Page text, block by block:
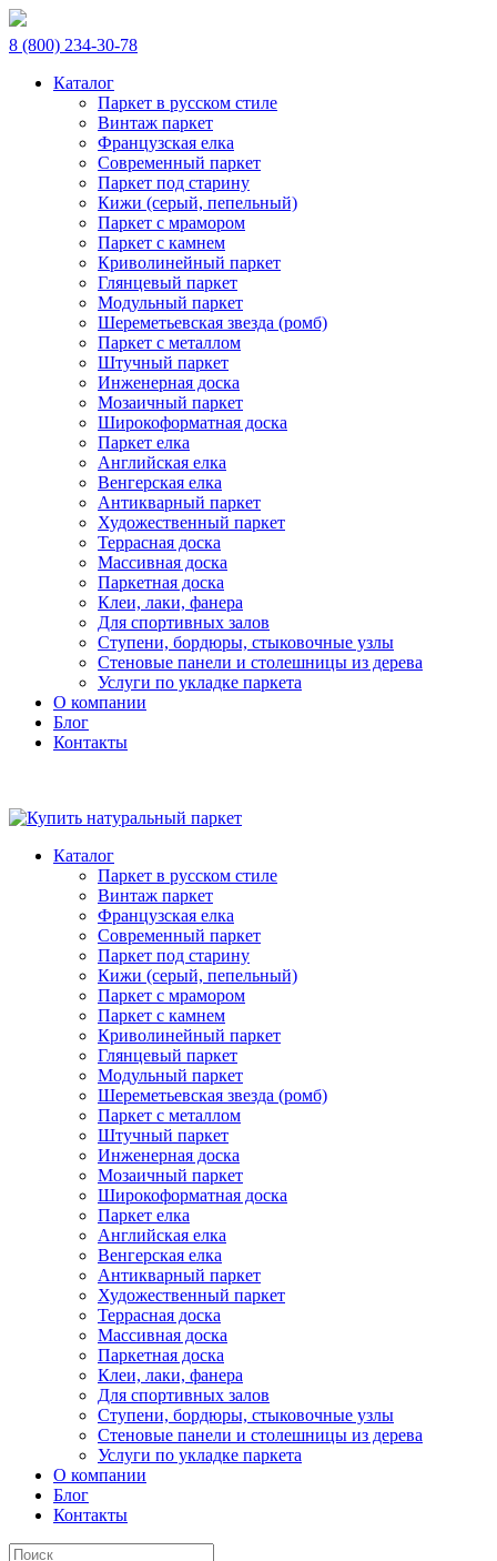
8 (800) 234-30-78
Каталог
Паркет в русском стиле
Винтаж паркет
Французская елка
Современный паркет
Паркет под старину
Кижи (серый, пепельный)
Паркет с мрамором
Паркет с камнем
Криволинейный паркет
Глянцевый паркет
Модульный паркет
Шереметьевская звезда (ромб)
Паркет с металлом
Штучный паркет
Инженерная доска
Мозаичный паркет
Широкоформатная доска
Паркет елка
Английская елка
Венгерская елка
Антикварный паркет
Художественный паркет
Террасная доска
Массивная доска
Паркетная доска
Клеи, лаки, фанера
Для спортивных залов
Ступени, бордюры, стыковочные узлы
Стеновые панели и столешницы из дерева
Услуги по укладке паркета
О компании
Блог
Контакты
Каталог
Паркет в русском стиле
Винтаж паркет
Французская елка
Современный паркет
Паркет под старину
Кижи (серый, пепельный)
Паркет с мрамором
Паркет с камнем
Криволинейный паркет
Глянцевый паркет
Модульный паркет
Шереметьевская звезда (ромб)
Паркет с металлом
Штучный паркет
Инженерная доска
Мозаичный паркет
Широкоформатная доска
Паркет елка
Английская елка
Венгерская елка
Антикварный паркет
Художественный паркет
Террасная доска
Массивная доска
Паркетная доска
Клеи, лаки, фанера
Для спортивных залов
Ступени, бордюры, стыковочные узлы
Стеновые панели и столешницы из дерева
Услуги по укладке паркета
О компании
Блог
Контакты